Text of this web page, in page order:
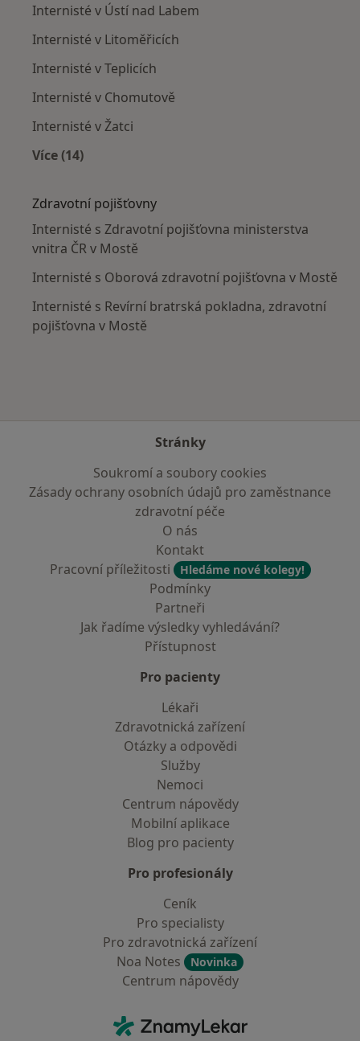
Internisté v Ústí nad Labem
Internisté v Litoměřicích
Internisté v Teplicích
Internisté v Chomutově
Internisté v Žatci
Více (14)
Zdravotní pojišťovny
Internisté s Zdravotní pojišťovna ministerstva
vnitra ČR v Mostě
Internisté s Oborová zdravotní pojišťovna v Mostě
Internisté s Revírní bratrská pokladna, zdravotní
pojišťovna v Mostě
Stránky
Soukromí a soubory cookies
Zásady ochrany osobních údajů pro zaměstnance
zdravotní péče
O nás
Kontakt
Pracovní příležitosti
Hledáme nové kolegy!
Podmínky
Partneři
Jak řadíme výsledky vyhledávání?
Přístupnost
Pro pacienty
Lékaři
Zdravotnická zařízení
Otázky a odpovědi
Služby
Nemoci
Centrum nápovědy
Mobilní aplikace
Blog pro pacienty
Pro profesionály
Ceník
Pro specialisty
Pro zdravotnická zařízení
Noa Notes
Novinka
Centrum nápovědy
ZnamyLekar - Hlavní stránka